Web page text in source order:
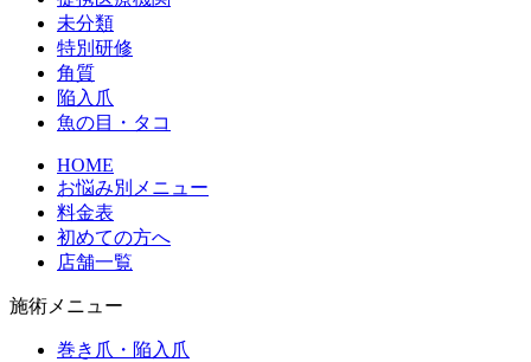
未分類
特別研修
角質
陥入爪
魚の目・タコ
HOME
お悩み別メニュー
料金表
初めての方へ
店舗一覧
施術メニュー
巻き爪・陥入爪